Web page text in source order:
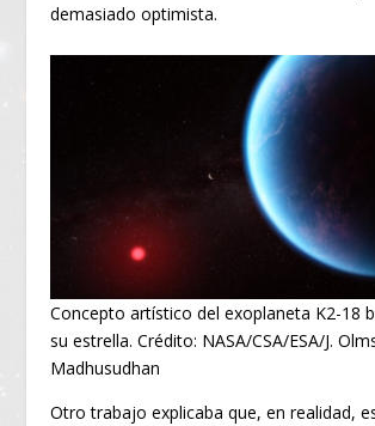
demasiado optimista.
Concepto artístico del exoplaneta K2-18
su estrella. Crédito: NASA/CSA/ESA/J.
Madhusudhan
Otro trabajo explicaba que, en realidad,